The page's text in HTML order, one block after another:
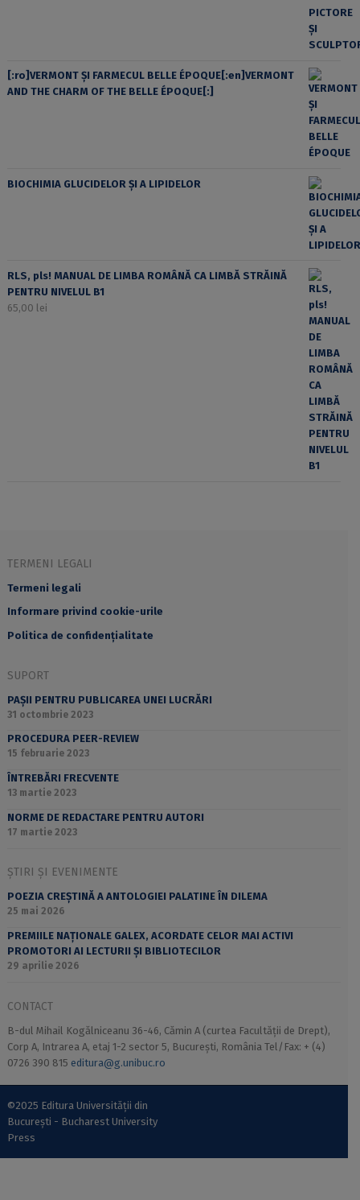
[:ro]VERMONT ȘI FARMECUL BELLE ÉPOQUE[:en]VERMONT
AND THE CHARM OF THE BELLE ÉPOQUE[:]
BIOCHIMIA GLUCIDELOR ȘI A LIPIDELOR
RLS, pls! MANUAL DE LIMBA ROMÂNĂ CA LIMBĂ STRĂINĂ
PENTRU NIVELUL B1
65,00 lei
TERMENI LEGALI
Termeni legali
Informare privind cookie-urile
Politica de confidențialitate
SUPORT
PAȘII PENTRU PUBLICAREA UNEI LUCRĂRI
31 octombrie 2023
PROCEDURA PEER-REVIEW
15 februarie 2023
ÎNTREBĂRI FRECVENTE
13 martie 2023
NORME DE REDACTARE PENTRU AUTORI
17 martie 2023
ȘTIRI ȘI EVENIMENTE
POEZIA CREȘTINĂ A ANTOLOGIEI PALATINE ÎN DILEMA
25 mai 2026
PREMIILE NAȚIONALE GALEX, ACORDATE CELOR MAI ACTIVI
PROMOTORI AI LECTURII ȘI BIBLIOTECILOR
29 aprilie 2026
CONTACT
B-dul Mihail Kogălniceanu 36-46, Cămin A (curtea Facultății de Drept),
Corp A, Intrarea A, etaj 1-2 sector 5, București, România Tel/Fax: + (4)
0726 390 815 editura@g.unibuc.ro
©2025 Editura Universității din
București - Bucharest University
Press